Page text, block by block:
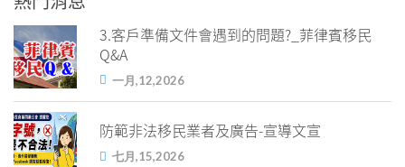
3.客戶準備文件會遇到的問題?_菲律賓移民
Q&A
一月,12,2026
防範非法移民業者及廣告-宣導文宣
七月,15,2026